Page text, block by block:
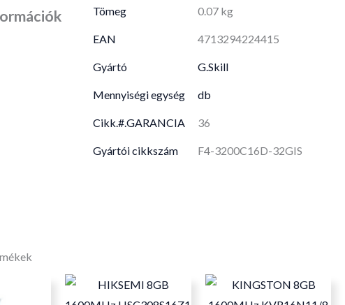
Tömeg 0.07 kg
EAN 4713294224415
Gyártó G.Skill
Mennyiségi egység db
Cikk.#.GARANCIA 36
Gyártói cikkszám F4-3200C16D-32GIS